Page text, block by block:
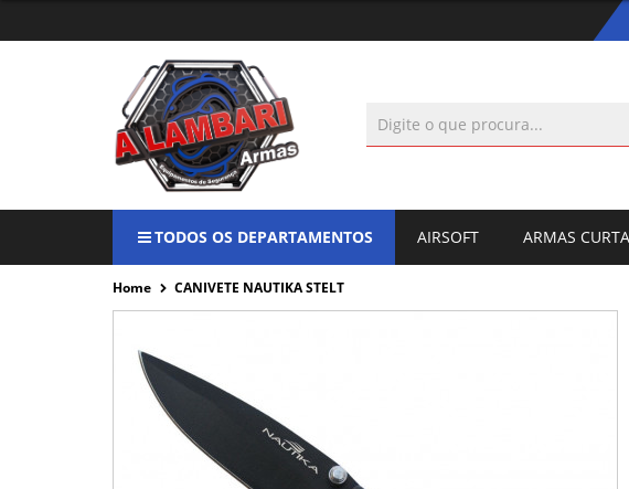
TODOS OS DEPARTAMENTOS AIRSOFT ARMAS
Home CANIVETE NAUTIKA STELT